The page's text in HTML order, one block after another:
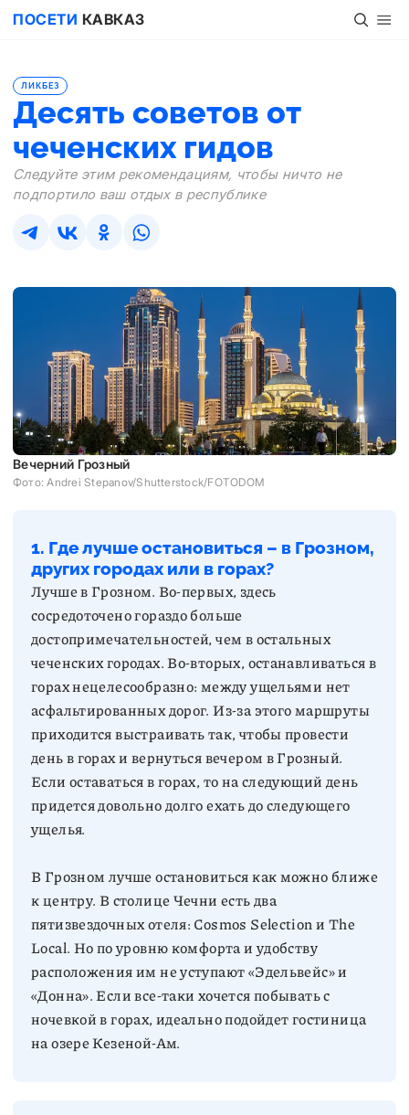
ПОСЕТИ КАВКАЗ
Десять советов от
чеченских гидов
ЛИКБЕЗ
Следуйте этим рекомендациям, чтобы ничто не
подпортило ваш отдых в республике
Вечерний Грозный
Фото: Andrei Stepanov/Shutterstock/FOTODOM
1. Где лучше остановиться – в Грозном,
других городах или в горах?
Лучше в Грозном. Во-первых, здесь
сосредоточено гораздо больше
достопримечательностей, чем в остальных
чеченских городах. Во-вторых, останавливаться в
горах нецелесообразно: между ущельями нет
асфальтированных дорог. Из-за этого маршруты
приходится выстраивать так, чтобы провести
день в горах и вернуться вечером в Грозный.
Если оставаться в горах, то на следующий день
придется довольно долго ехать до следующего
В Грозном лучше остановиться как можно ближе
к центру. В столице Чечни есть два
пятизвездочных отеля: Cosmos Selection и The
Local. Но по уровню комфорта и удобству
расположения им не уступают «Эдельвейс» и
«Донна». Если все-таки хочется побывать с
ночевкой в горах, идеально подойдет гостиница
на озере Кезеной-Ам.